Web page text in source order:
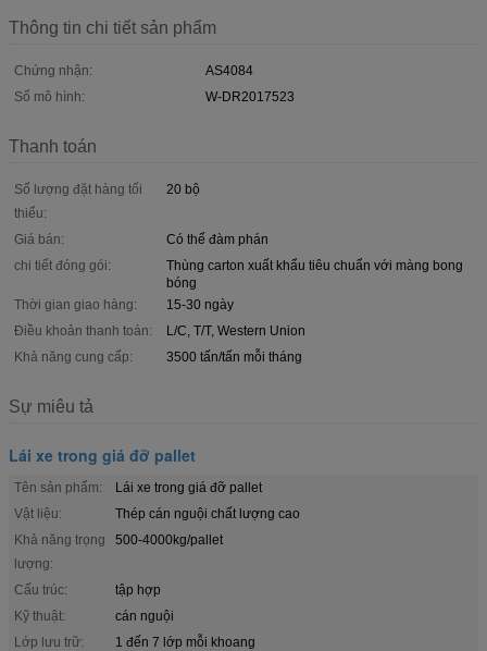
Thông tin chi tiết sản phẩm
Chứng nhận:
AS4084
Số mô hình:
W-DR2017523
Thanh toán
Số lượng đặt hàng tối
thiểu:
20 bộ
Giá bán:
Có thể đàm phán
chi tiết đóng gói:
Thùng carton xuất khẩu tiêu chuẩn với màng bong
bóng
Thời gian giao hàng:
15-30 ngày
Điều khoản thanh toán:
L/C, T/T, Western Union
Khả năng cung cấp:
3500 tấn/tấn mỗi tháng
Sự miêu tả
Lái xe trong giá đỡ pallet
Tên sản phẩm:
Lái xe trong giá đỡ pallet
Vật liệu:
Thép cán nguội chất lượng cao
Khả năng trọng
lượng:
500-4000kg/pallet
Cấu trúc:
tập hợp
Kỹ thuật:
cán nguội
Lớp lưu trữ:
1 đến 7 lớp mỗi khoang